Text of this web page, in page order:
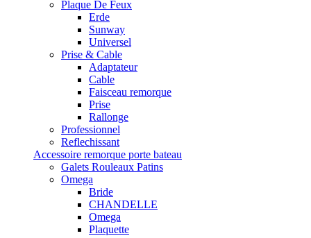
Plaque De Feux
Erde
Sunway
Universel
Prise & Cable
Adaptateur
Cable
Faisceau remorque
Prise
Rallonge
Professionnel
Reflechissant
Accessoire remorque porte bateau
Galets Rouleaux Patins
Omega
Bride
CHANDELLE
Omega
Plaquette